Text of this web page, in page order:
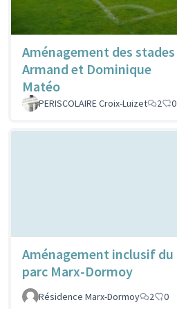
Aménagement des stades
Armand et Dominique
Matéo
PERISCOLAIRE Croix-Luizet 2 0
Aménagement inclusif du
parc Marx-Dormoy
Résidence Marx-Dormoy
2 0